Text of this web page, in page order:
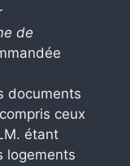
de
documents
ceux
étant
logements